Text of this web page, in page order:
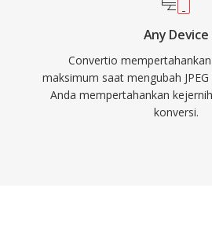
Any Device
Convertio
maksimum saat mengubah
Anda mempertahankan
konversi.